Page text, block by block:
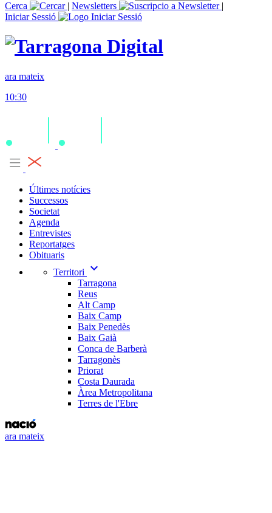
Cerca
| Newsletters
|
Iniciar Sessió
ara mateix
10:30
Últimes notícies
Successos
Societat
Agenda
Entrevistes
Reportatges
Obituaris
Territori
expand_more
Tarragona
Reus
Alt Camp
Baix Camp
Baix Penedès
Baix Gaià
Conca de Barberà
Tarragonès
Priorat
Costa Daurada
Àrea Metropolitana
Terres de l'Ebre
ara mateix